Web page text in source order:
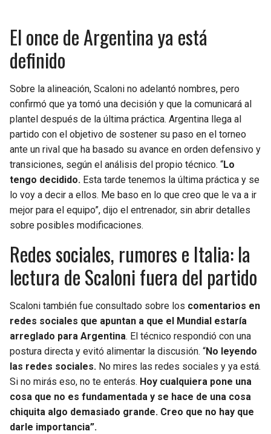
El once de Argentina ya está
definido
Sobre la alineación, Scaloni no adelantó nombres, pero
confirmó que ya tomó una decisión y que la comunicará al
plantel después de la última práctica. Argentina llega al
partido con el objetivo de sostener su paso en el torneo
ante un rival que ha basado su avance en orden defensivo y
transiciones, según el análisis del propio técnico. “Lo
tengo decidido. Esta tarde tenemos la última práctica y se
lo voy a decir a ellos. Me baso en lo que creo que le va a ir
mejor para el equipo”, dijo el entrenador, sin abrir detalles
sobre posibles modificaciones.
Redes sociales, rumores e Italia: la
lectura de Scaloni fuera del partido
Scaloni también fue consultado sobre los comentarios en
redes sociales que apuntan a que el Mundial estaría
arreglado para Argentina. El técnico respondió con una
postura directa y evitó alimentar la discusión. “No leyendo
las redes sociales. No mires las redes sociales y ya está.
Si no mirás eso, no te enterás. Hoy cualquiera pone una
cosa que no es fundamentada y se hace de una cosa
chiquita algo demasiado grande. Creo que no hay que
darle importancia”.